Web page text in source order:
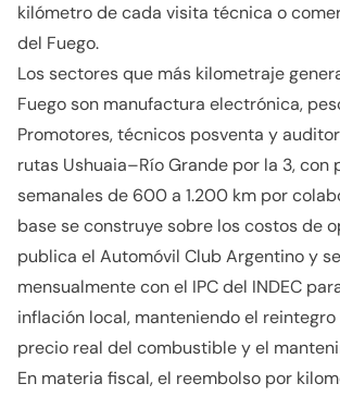
kilómetro de cada visita técnica o
del Fuego.
Los sectores que más kilometraje
Fuego son manufactura electrónica,
Promotores, técnicos posventa y
rutas Ushuaia–Río Grande por la 3, con
semanales de 600 a 1.200 km por
base se construye sobre los costos de
publica el Automóvil Club Argentino y
mensualmente con el IPC del INDEC
inflación local, manteniendo el
precio real del combustible y el
En materia fiscal, el reembolso por